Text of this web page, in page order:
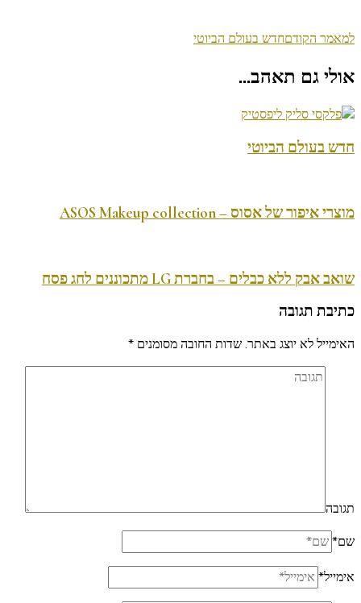
ניווט
בפוסטים
למאמר הקודםחדש בעולם הביוטי
אולי גם תאהב...
חדש בעולם הביוטי
מוצרי איפור של אסוס – ASOS Makeup collection
שואב אבק ללא כבלים – בחברת LG מתכוננים לחג פסח
כתיבת תגובה
האימייל לא יוצג באתר.שדות החובה מסומנים *
תגובה
שם*
אימייל*